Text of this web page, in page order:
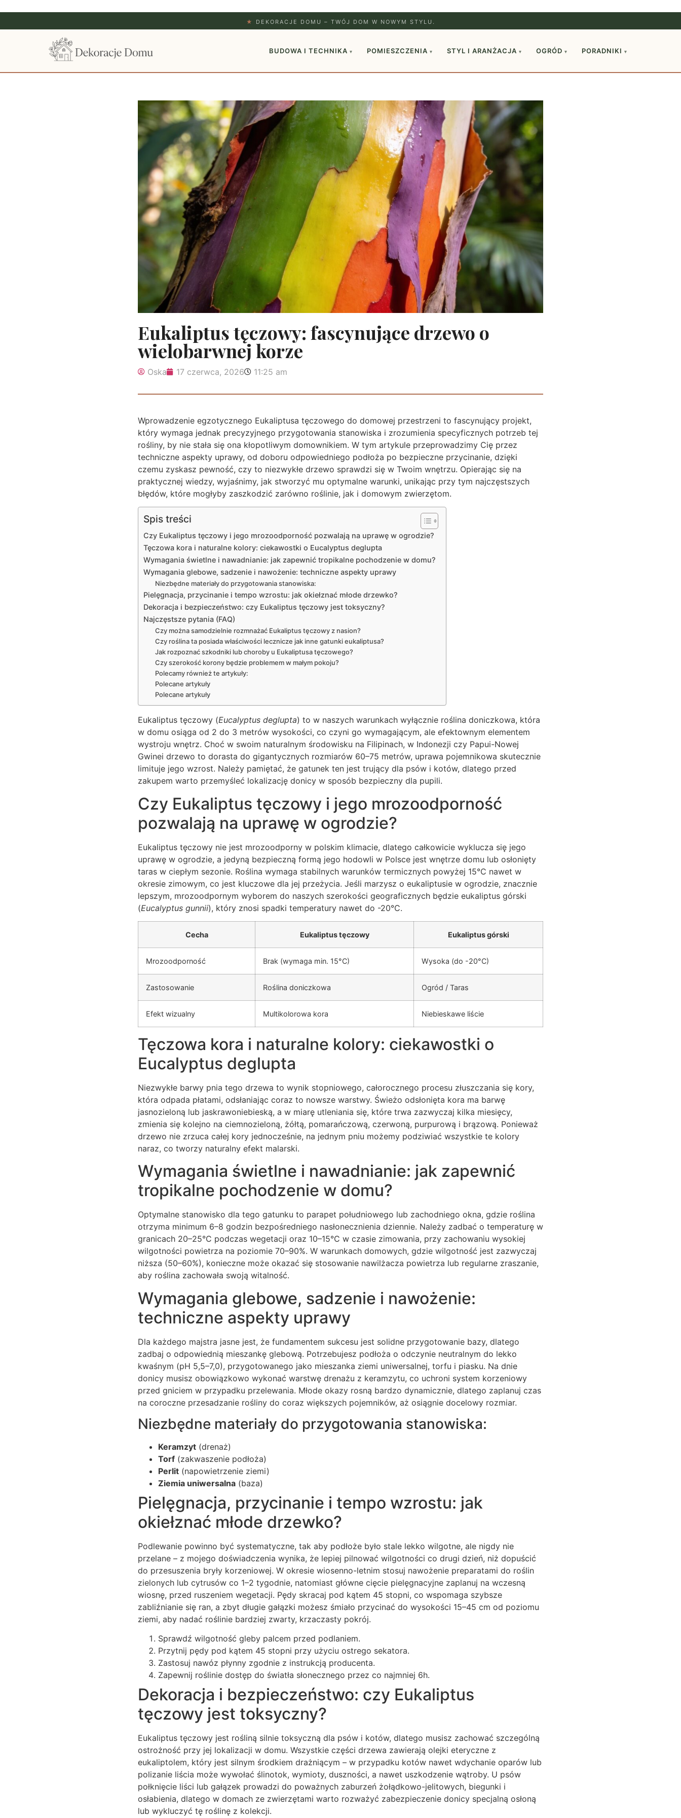
★ DEKORACJE DOMU – TWÓJ DOM W NOWYM STYLU.
BUDOWA I TECHNIKA ▾ POMIESZCZENIA ▾ STYL I ARANŻACJA ▾ OGRÓD ▾ PORADNIKI ▾
Eukaliptus tęczowy: fascynujące drzewo o
wielobarwnej korze
Oska 17 czerwca, 2026 11:25 am
Wprowadzenie egzotycznego Eukaliptusa tęczowego do domowej przestrzeni to fascynujący projekt,
który wymaga jednak precyzyjnego przygotowania stanowiska i zrozumienia specyficznych potrzeb tej
rośliny, by nie stała się ona kłopotliwym domownikiem. W tym artykule przeprowadzimy Cię przez
techniczne aspekty uprawy, od doboru odpowiedniego podłoża po bezpieczne przycinanie, dzięki
czemu zyskasz pewność, czy to niezwykłe drzewo sprawdzi się w Twoim wnętrzu. Opierając się na
praktycznej wiedzy, wyjaśnimy, jak stworzyć mu optymalne warunki, unikając przy tym najczęstszych
błędów, które mogłyby zaszkodzić zarówno roślinie, jak i domowym zwierzętom.
Spis treści
Czy Eukaliptus tęczowy i jego mrozoodporność pozwalają na uprawę w ogrodzie?
Tęczowa kora i naturalne kolory: ciekawostki o Eucalyptus deglupta
Wymagania świetlne i nawadnianie: jak zapewnić tropikalne pochodzenie w domu?
Wymagania glebowe, sadzenie i nawożenie: techniczne aspekty uprawy
Niezbędne materiały do przygotowania stanowiska:
Pielęgnacja, przycinanie i tempo wzrostu: jak okiełznać młode drzewko?
Dekoracja i bezpieczeństwo: czy Eukaliptus tęczowy jest toksyczny?
Najczęstsze pytania (FAQ)
Czy można samodzielnie rozmnażać Eukaliptus tęczowy z nasion?
Czy roślina ta posiada właściwości lecznicze jak inne gatunki eukaliptusa?
Jak rozpoznać szkodniki lub choroby u Eukaliptusa tęczowego?
Czy szerokość korony będzie problemem w małym pokoju?
Polecamy również te artykuły:
Polecane artykuły
Polecane artykuły
Eukaliptus tęczowy (Eucalyptus deglupta) to w naszych warunkach wyłącznie roślina doniczkowa, która
w domu osiąga od 2 do 3 metrów wysokości, co czyni go wymagającym, ale efektownym elementem
wystroju wnętrz. Choć w swoim naturalnym środowisku na Filipinach, w Indonezji czy Papui-Nowej
Gwinei drzewo to dorasta do gigantycznych rozmiarów 60–75 metrów, uprawa pojemnikowa skutecznie
limituje jego wzrost. Należy pamiętać, że gatunek ten jest trujący dla psów i kotów, dlatego przed
zakupem warto przemyśleć lokalizację donicy w sposób bezpieczny dla pupili.
Czy Eukaliptus tęczowy i jego mrozoodporność
pozwalają na uprawę w ogrodzie?
Eukaliptus tęczowy nie jest mrozoodporny w polskim klimacie, dlatego całkowicie wyklucza się jego
uprawę w ogrodzie, a jedyną bezpieczną formą jego hodowli w Polsce jest wnętrze domu lub osłonięty
taras w ciepłym sezonie. Roślina wymaga stabilnych warunków termicznych powyżej 15°C nawet w
okresie zimowym, co jest kluczowe dla jej przeżycia. Jeśli marzysz o eukaliptusie w ogrodzie, znacznie
lepszym, mrozoodpornym wyborem do naszych szerokości geograficznych będzie eukaliptus górski
(Eucalyptus gunnii), który znosi spadki temperatury nawet do -20°C.
Cecha Eukaliptus tęczowy Eukaliptus górski
Mrozoodporność Brak (wymaga min. 15°C) Wysoka (do -20°C)
Zastosowanie Roślina doniczkowa Ogród / Taras
Efekt wizualny Multikolorowa kora Niebieskawe liście
Tęczowa kora i naturalne kolory: ciekawostki o
Eucalyptus deglupta
Niezwykłe barwy pnia tego drzewa to wynik stopniowego, całorocznego procesu złuszczania się kory,
która odpada płatami, odsłaniając coraz to nowsze warstwy. Świeżo odsłonięta kora ma barwę
jasnozieloną lub jaskrawoniebieską, a w miarę utleniania się, które trwa zazwyczaj kilka miesięcy,
zmienia się kolejno na ciemnozieloną, żółtą, pomarańczową, czerwoną, purpurową i brązową. Ponieważ
drzewo nie zrzuca całej kory jednocześnie, na jednym pniu możemy podziwiać wszystkie te kolory
naraz, co tworzy naturalny efekt malarski.
Wymagania świetlne i nawadnianie: jak zapewnić
tropikalne pochodzenie w domu?
Optymalne stanowisko dla tego gatunku to parapet południowego lub zachodniego okna, gdzie roślina
otrzyma minimum 6–8 godzin bezpośredniego nasłonecznienia dziennie. Należy zadbać o temperaturę w
granicach 20–25°C podczas wegetacji oraz 10–15°C w czasie zimowania, przy zachowaniu wysokiej
wilgotności powietrza na poziomie 70–90%. W warunkach domowych, gdzie wilgotność jest zazwyczaj
niższa (50–60%), konieczne może okazać się stosowanie nawilżacza powietrza lub regularne zraszanie,
aby roślina zachowała swoją witalność.
Wymagania glebowe, sadzenie i nawożenie:
techniczne aspekty uprawy
Dla każdego majstra jasne jest, że fundamentem sukcesu jest solidne przygotowanie bazy, dlatego
zadbaj o odpowiednią mieszankę glebową. Potrzebujesz podłoża o odczynie neutralnym do lekko
kwaśnym (pH 5,5–7,0), przygotowanego jako mieszanka ziemi uniwersalnej, torfu i piasku. Na dnie
donicy musisz obowiązkowo wykonać warstwę drenażu z keramzytu, co uchroni system korzeniowy
przed gniciem w przypadku przelewania. Młode okazy rosną bardzo dynamicznie, dlatego zaplanuj czas
na coroczne przesadzanie rośliny do coraz większych pojemników, aż osiągnie docelowy rozmiar.
Niezbędne materiały do przygotowania stanowiska:
Keramzyt (drenaż)
Torf (zakwaszenie podłoża)
Perlit (napowietrzenie ziemi)
Ziemia uniwersalna (baza)
Pielęgnacja, przycinanie i tempo wzrostu: jak
okiełznać młode drzewko?
Podlewanie powinno być systematyczne, tak aby podłoże było stale lekko wilgotne, ale nigdy nie
przelane – z mojego doświadczenia wynika, że lepiej pilnować wilgotności co drugi dzień, niż dopuścić
do przesuszenia bryły korzeniowej. W okresie wiosenno-letnim stosuj nawożenie preparatami do roślin
zielonych lub cytrusów co 1–2 tygodnie, natomiast główne cięcie pielęgnacyjne zaplanuj na wczesną
wiosnę, przed ruszeniem wegetacji. Pędy skracaj pod kątem 45 stopni, co wspomaga szybsze
zabliźnianie się ran, a zbyt długie gałązki możesz śmiało przycinać do wysokości 15–45 cm od poziomu
ziemi, aby nadać roślinie bardziej zwarty, krzaczasty pokrój.
Sprawdź wilgotność gleby palcem przed podlaniem.
Przytnij pędy pod kątem 45 stopni przy użyciu ostrego sekatora.
Zastosuj nawóz płynny zgodnie z instrukcją producenta.
Zapewnij roślinie dostęp do światła słonecznego przez co najmniej 6h.
Dekoracja i bezpieczeństwo: czy Eukaliptus
tęczowy jest toksyczny?
Eukaliptus tęczowy jest rośliną silnie toksyczną dla psów i kotów, dlatego musisz zachować szczególną
ostrożność przy jej lokalizacji w domu. Wszystkie części drzewa zawierają olejki eteryczne z
eukaliptolem, który jest silnym środkiem drażniącym – w przypadku kotów nawet wdychanie oparów lub
polizanie liścia może wywołać ślinotok, wymioty, duszności, a nawet uszkodzenie wątroby. U psów
połknięcie liści lub gałązek prowadzi do poważnych zaburzeń żołądkowo-jelitowych, biegunki i
osłabienia, dlatego w domach ze zwierzętami warto rozważyć zabezpieczenie donicy specjalną osłoną
lub wykluczyć tę roślinę z kolekcji.